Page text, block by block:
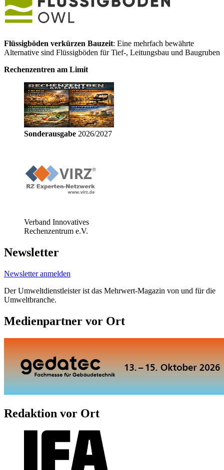
Flüssigböden verkürzen Bauzeit: Eine mehrfach bewährte
Alternative sind Flüssigböden für Tief-, Leitungsbau und Baugruben
Rechenzentren am Limit
Sonderausgabe 2026/2027
Verband Innovatives
Rechenzentrum e.V.
Newsletter
Newsletter anmelden
Der Umweltdienstleister ist das Mehrwert-Magazin von und für die
Umweltbranche.
Medienpartner vor Ort
Redaktion vor Ort